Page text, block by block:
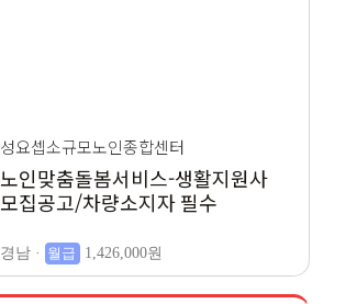
성요셉소규모노인종합센터
노인맞춤돌봄서비스-생활지원사
모집공고/차량소지자 필수
경남 · 월급 1,426,000원